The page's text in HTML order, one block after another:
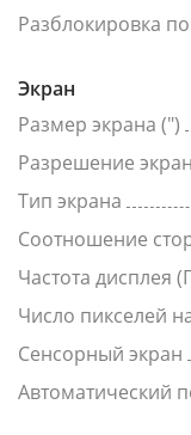
Разблокировка
Экран
Размер экрана (")
Разрешение
Тип экрана
Соотношение
Частота дисплея
Число пикселей
Сенсорный экран
Автоматический